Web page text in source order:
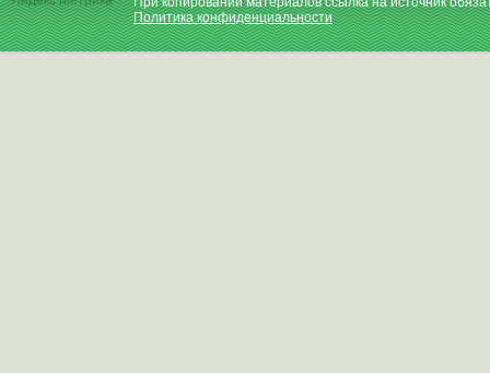
Политика конфиденциальности